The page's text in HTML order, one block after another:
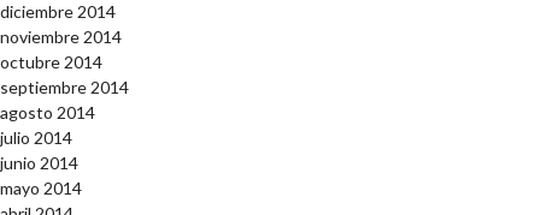
diciembre 2014
noviembre 2014
octubre 2014
septiembre 2014
agosto 2014
julio 2014
junio 2014
mayo 2014